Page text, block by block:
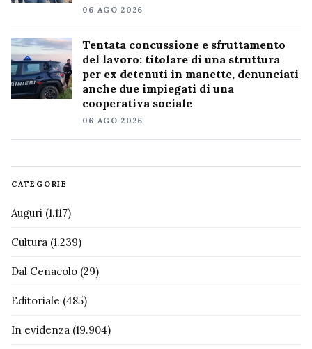
06 AGO 2026
Tentata concussione e sfruttamento
del lavoro: titolare di una struttura
per ex detenuti in manette, denunciati
anche due impiegati di una
cooperativa sociale
06 AGO 2026
CATEGORIE
Auguri (1.117)
Cultura (1.239)
Dal Cenacolo (29)
Editoriale (485)
In evidenza (19.904)